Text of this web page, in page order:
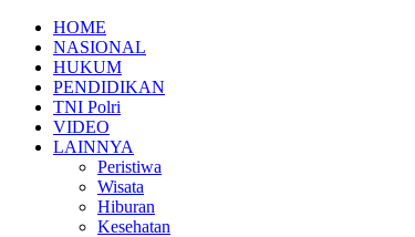
HOME
NASIONAL
HUKUM
PENDIDIKAN
TNI Polri
VIDEO
LAINNYA
Peristiwa
Wisata
Hiburan
Kesehatan